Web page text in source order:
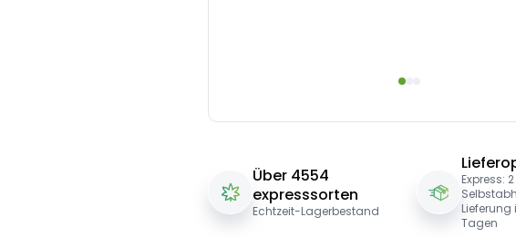
Über 4554
expresssorten
Echtzeit-Lagerbestand
Express:
Lieferung
Tagen